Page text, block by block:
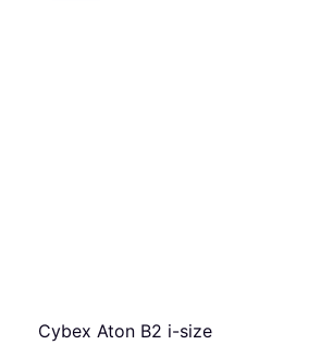
Cybex Aton B2 i-size